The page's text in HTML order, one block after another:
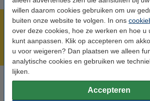
willen daarom cookies gebruiken om uw
buiten onze website te volgen. In ons
over deze cookies, hoe ze werken en hoe u
kunt aanpassen. Klik op accepteren om
u voor weigeren? Dan plaatsen we alleen
analytische cookies en gebruiken we
lijken.
Accepteren
Meer dan 5 miljoen klanten!
Voor 23.59 uur besteld, morgen in huis!
Groot assortiment!
Op werkdagen van 9.00 tot